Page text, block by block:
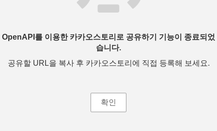
OpenAPI를 이용한 카카오스토리로 공유하기 기능이 종료되었
습니다.
공유할 URL을 복사 후 카카오스토리에 직접 등록해 보세요.
확인